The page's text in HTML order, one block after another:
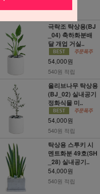
극락조 탁상용(BJ
_04) 축하화분배
달 개업 거실..
54,000원
540원 적립
올리브나무 탁상용
(BJ_02) 실내공기
정화식물 미..
54,000원
540원 적립
탁상용 스투키 시
멘트화분 49호(SH
_28) 실내공기..
54,000원
540원 적립